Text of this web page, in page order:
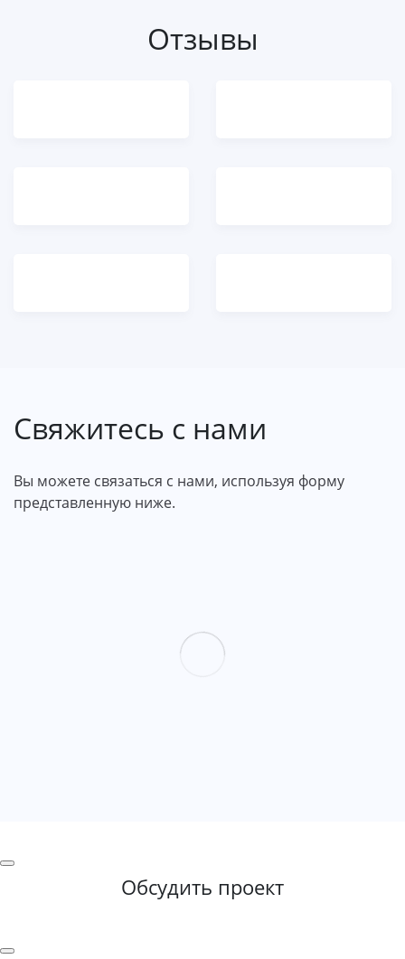
Отзывы
Свяжитесь с нами
Вы можете связаться с нами, используя форму
представленную ниже.
Обсудить проект